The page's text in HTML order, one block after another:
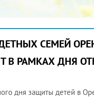
СЕМЕЙ
В РАМКАХ ДНЯ
дня защиты детей в